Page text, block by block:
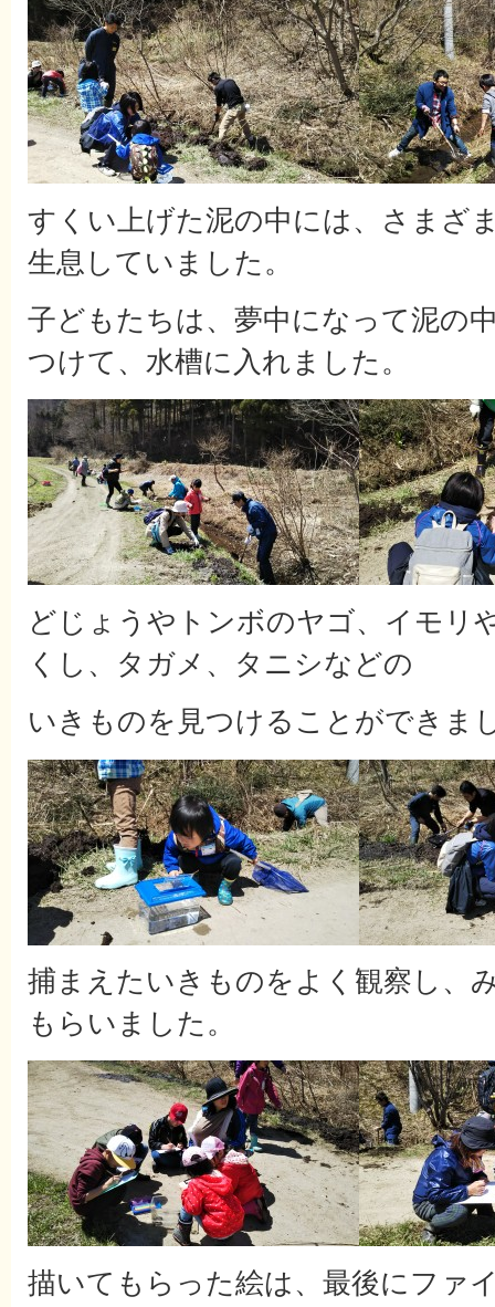
すくい上げた泥の中には、さまざ
生息していました。
子どもたちは、夢中になって泥の
つけて、水槽に入れました。
どじょうやトンボのヤゴ、イモリ
くし、タガメ、タニシなどの
いきものを見つけることができま
捕まえたいきものをよく観察し、
もらいました。
描いてもらった絵は、最後にファ